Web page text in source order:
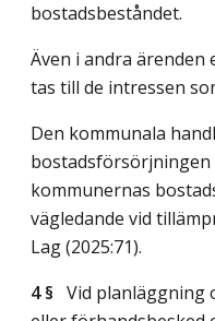
bostadsbeståndet.
Även i andra ärenden
tas till de intressen
Den kommunala
bostadsförsörjningen
kommunernas
vägledande vid
Lag (2025:71).
4 § Vid planläggning